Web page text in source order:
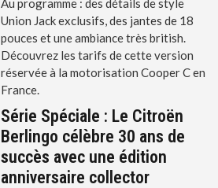
Au programme : des détails de style
Union Jack exclusifs, des jantes de 18
pouces et une ambiance très british.
Découvrez les tarifs de cette version
réservée à la motorisation Cooper C en
France.
Série Spéciale : Le Citroën
Berlingo célèbre 30 ans de
succès avec une édition
anniversaire collector